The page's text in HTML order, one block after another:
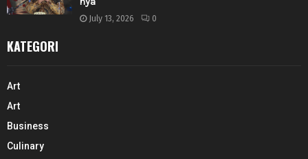
July 13, 2026 0
KATEGORI
Art
Art
Business
Culinary